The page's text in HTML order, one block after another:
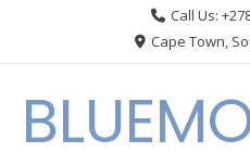
Call Us:
Cape Town,